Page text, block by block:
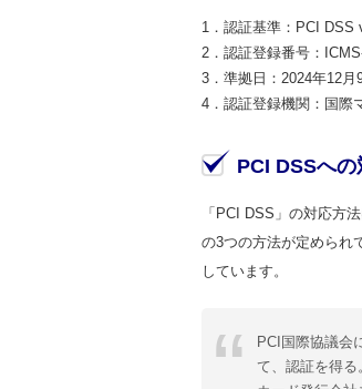
1．認証基準：PCI DSS
2．認証登録番号：
3．準拠日：2024年12月
4．認証登録機関：国際
PCI DSSへ
「PCI DSS」の対応方
の3つの方法が定められ
しています。
PCI国際協議会
て、認証を得る